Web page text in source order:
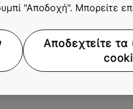
"Αποδοχή". Μπορείτε
Αποδεχτείτε